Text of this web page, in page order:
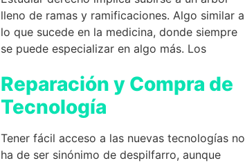
lleno de ramas y ramificaciones. Algo similar a
lo que sucede en la medicina, donde siempre
se puede especializar en algo más. Los
Reparación y Compra de
Tecnología
Tener fácil acceso a las nuevas tecnologías no
ha de ser sinónimo de despilfarro, aunque